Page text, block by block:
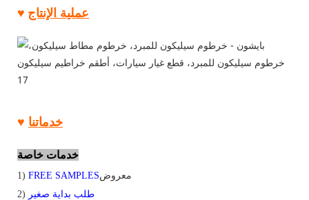
♥ عملية الإنتاج
♥ خدماتنا
خدمات خاصة
1) FREE SAMPLESمعروض
2) طلب بداية صغير